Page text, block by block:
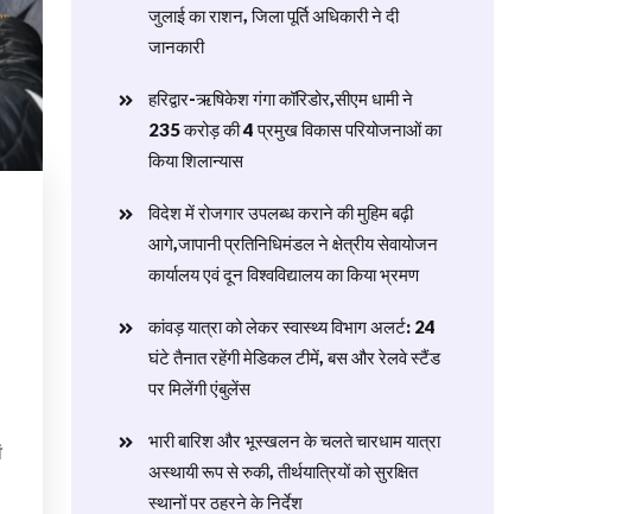
जुलाई का राशन, जिला पूर्ति अधिकारी ने दी
जानकारी
हरिद्वार-ऋषिकेश गंगा कॉरिडोर,सीएम धामी ने
235 करोड़ की 4 प्रमुख विकास परियोजनाओं का
किया शिलान्यास
विदेश में रोजगार उपलब्ध कराने की मुहिम बढ़ी
आगे,जापानी प्रतिनिधिमंडल ने क्षेत्रीय सेवायोजन
कार्यालय एवं दून विश्वविद्यालय का किया भ्रमण
​कांवड़ यात्रा को लेकर स्वास्थ्य विभाग अलर्ट: 24
घंटे तैनात रहेंगी मेडिकल टीमें, बस और रेलवे स्टैंड
पर मिलेंगी एंबुलेंस
​भारी बारिश और भूस्खलन के चलते चारधाम यात्रा
अस्थायी रूप से रुकी, तीर्थयात्रियों को सुरक्षित
स्थानों पर ठहरने के निर्देश